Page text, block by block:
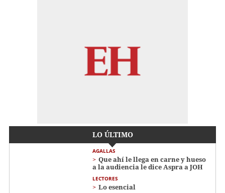
LO ÚLTIMO
AGALLAS
Que ahí le llega en carne y hueso
a la audiencia le dice Aspra a JOH
LECTORES
Lo esencial